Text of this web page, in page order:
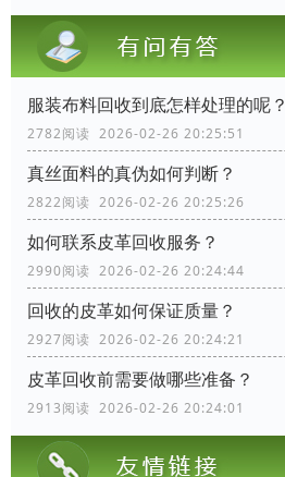
服装布料回收到底怎样处理的呢？
2782阅读 2026-02-26 20:25:51
真丝面料的真伪如何判断？
2822阅读 2026-02-26 20:25:26
如何联系皮革回收服务？
2990阅读 2026-02-26 20:24:44
回收的皮革如何保证质量？
2927阅读 2026-02-26 20:24:21
皮革回收前需要做哪些准备？
2913阅读 2026-02-26 20:24:01